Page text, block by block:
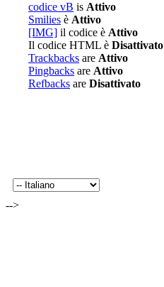
codice vB is Attivo
Smilies è Attivo
[IMG] il codice è Attivo
Il codice HTML è Disattivato
Trackbacks are Attivo
Pingbacks are Attivo
Refbacks are Disattivato
-->